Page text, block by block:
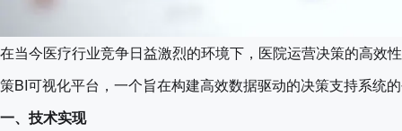
在当今医疗行业竞争日益激烈的环境下，医院运营决策的高效
策BI可视化平台，一个旨在构建高效数据驱动的决策支持系统
一、技术实现